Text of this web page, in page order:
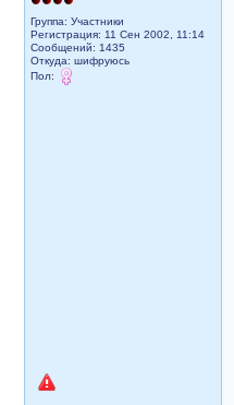
Группа: Участники
Регистрация: 11 Сен 2002, 11:14
Сообщений: 1435
Откуда: шифруюсь
Пол: